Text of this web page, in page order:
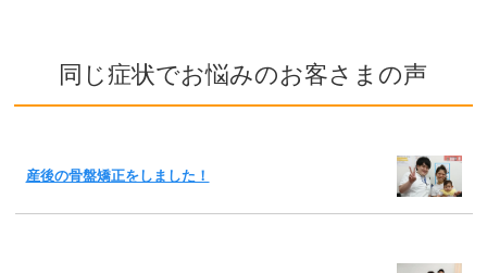
同じ症状でお悩みのお客さまの声
産後の骨盤矯正をしました！